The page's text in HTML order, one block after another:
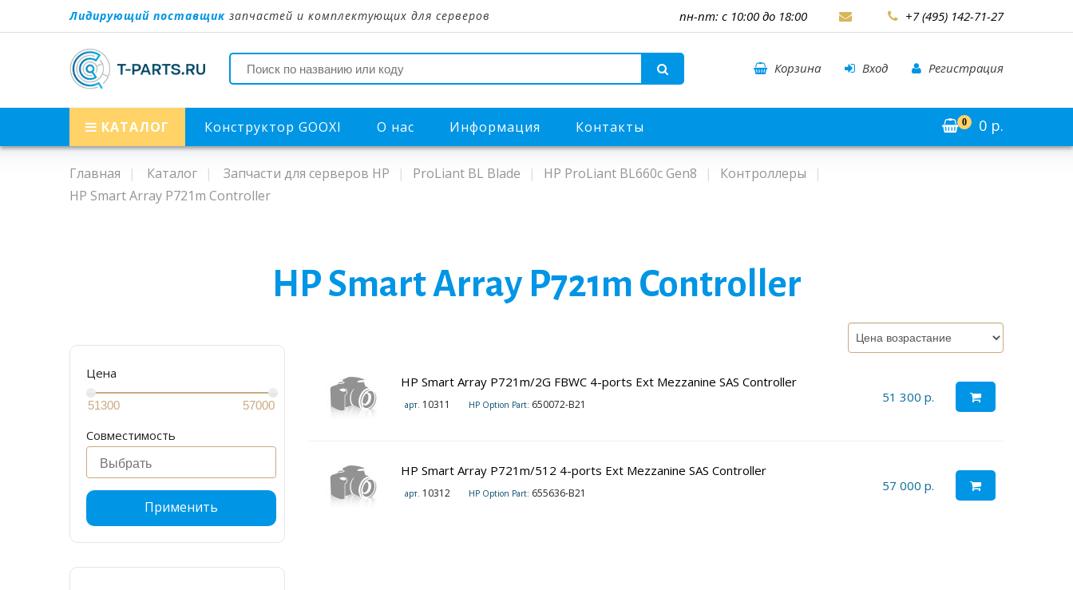
Лидирующий поставщик запчастей и комплектующих для серверов пн-пт: с 10:00 до 18:00 +7 (495) 142-71-27
Корзина Вход Регистрация
КАТАЛОГ Конструктор GOOXI О нас Информация Контакты 0 0 р.
Главная Каталог Запчасти для серверов HP ProLiant BL Blade HP ProLiant BL660c Gen8
Контроллеры
HP Smart Array P721m Controller
HP Smart Array P721m Controller
Цена
Совместимость
Применить
HP Smart Array P721m/2G FBWC 4-ports Ext Mezzanine SAS Controller
арт. 10311 HP Option Part: 650072-B21 51 300 р.
HP Smart Array P721m/512 4-ports Ext Mezzanine SAS Controller
арт. 10312 HP Option Part: 655636-B21 57 000 р.